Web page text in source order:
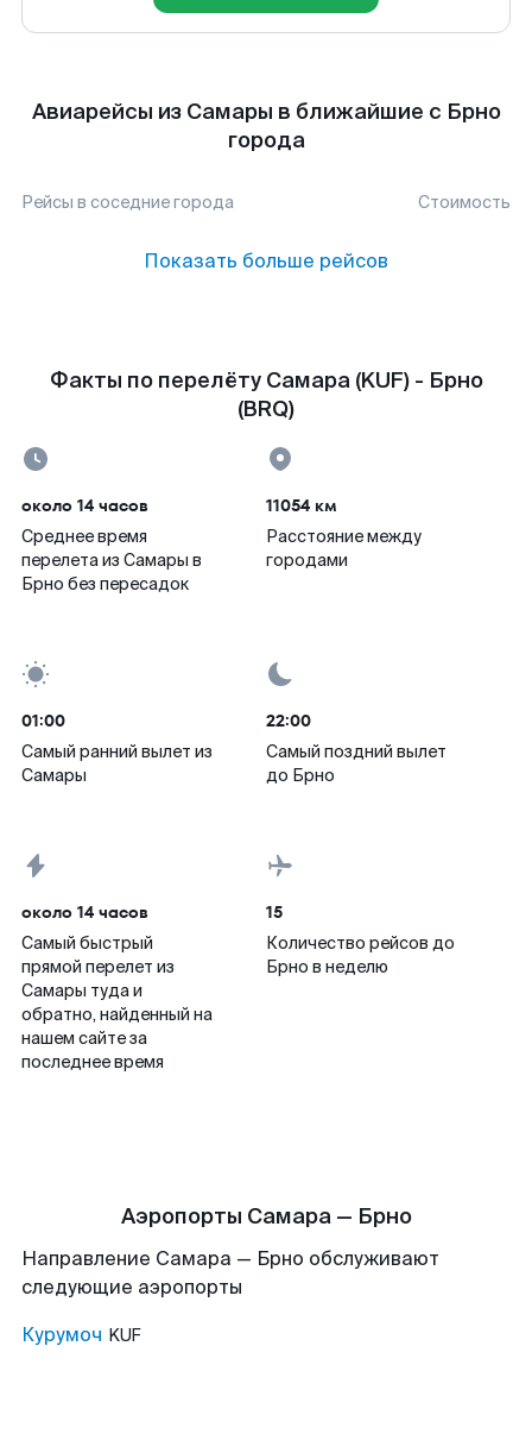
Авиарейсы из Самары в ближайшие с Брно
города
Рейсы в соседние города Стоимость
Показать больше рейсов
Факты по перелёту Самара (KUF) - Брно
(BRQ)
около 14 часов
Среднее время
перелета из Самары в
Брно без пересадок
11054 км
Расстояние между
городами
01:00
Самый ранний вылет из
Самары
22:00
Самый поздний вылет
до Брно
около 14 часов
Самый быстрый
прямой перелет из
Самары туда и
обратно, найденный на
нашем сайте за
последнее время
15
Количество рейсов до
Брно в неделю
Аэропорты Самара — Брно
Направление Самара — Брно обслуживают
следующие аэропорты
Курумоч KUF